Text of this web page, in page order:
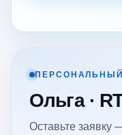
Ольга ·
Оставьте заявку